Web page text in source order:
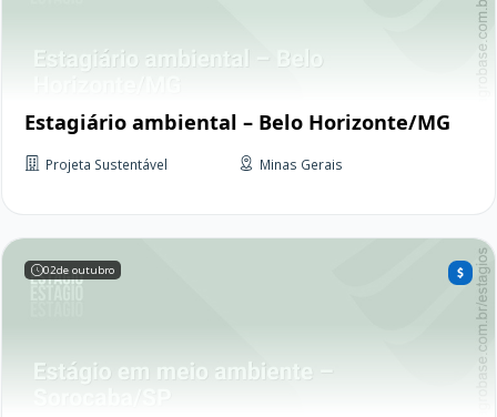
Estagiário ambiental – Belo Horizonte/MG
Projeta Sustentável Minas Gerais
02de outubro